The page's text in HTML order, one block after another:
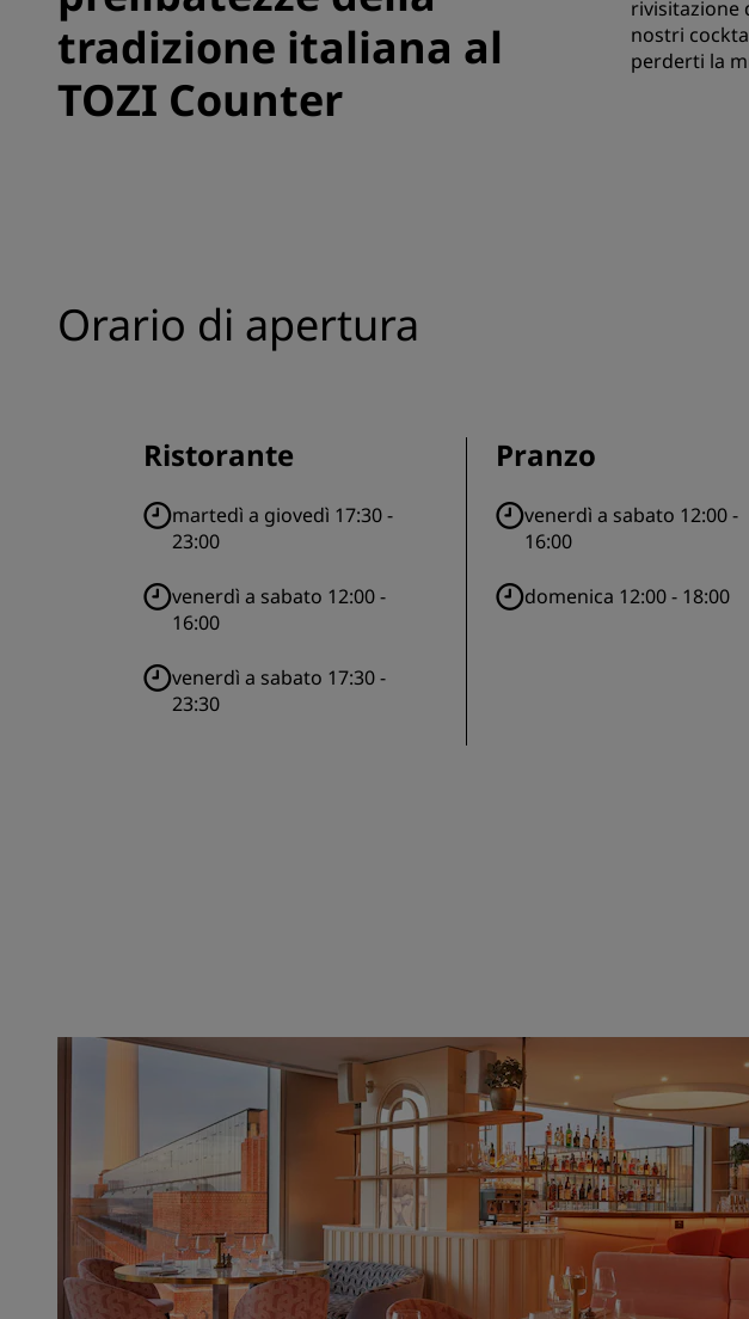
tradizione italiana al
TOZI Counter
rivisitazione
nostri
perderti la
Orario di apertura
Ristorante
martedì a giovedì 17:30 -
23:00
venerdì a sabato 12:00 -
16:00
venerdì a sabato 17:30 -
23:30
Pranzo
venerdì a sabato 12:00 -
16:00
domenica 12:00 - 18:00